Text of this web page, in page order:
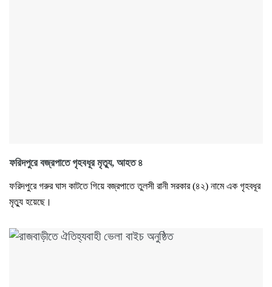
ফরিদপুরে বজ্রপাতে গৃহবধূর মৃত্যু, আহত ৪
ফরিদপুরে গরুর ঘাস কাটতে গিয়ে বজ্রপাতে তুলসী রানী সরকার (৪২) নামে এক গৃহবধূর
মৃত্যু হয়েছে।